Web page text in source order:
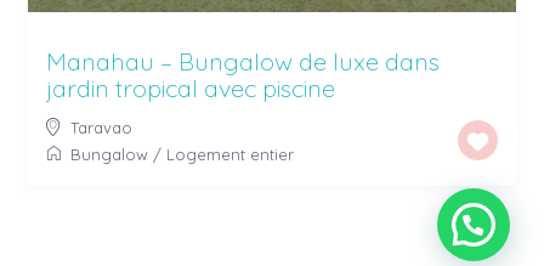
Manahau – Bungalow de luxe dans
jardin tropical avec piscine
Taravao
Bungalow / Logement entier